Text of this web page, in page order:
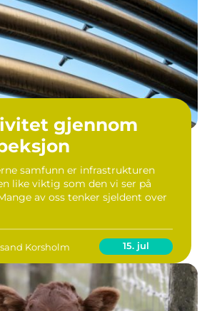
gjennom
samfunn er infrastrukturen
like viktig som den vi ser på
av oss tenker sjeldent over
Korsholm 15. jul